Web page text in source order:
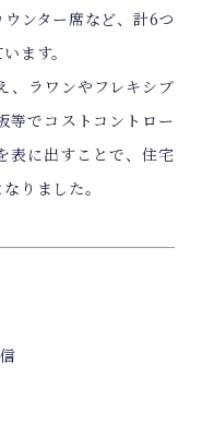
ンター席など、計6つ
ます。
、ラワンやフレキシブ
等でコストコントロー
表に出すことで、住宅
りました。